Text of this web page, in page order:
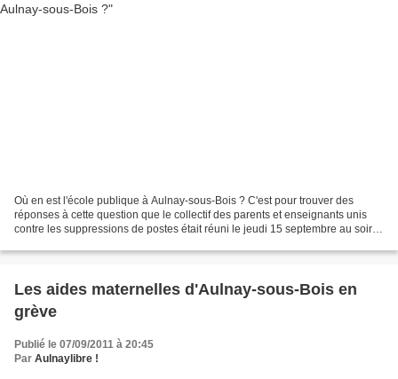
Où en est l'école publique à Aulnay-sous-Bois ? C'est pour trouver des
réponses à cette question que le collectif des parents et enseignants unis
contre les suppressions de postes était réuni le jeudi 15 septembre au soir
Les aides maternelles d'Aulnay-sous-Bois en
grève
Publié le 07/09/2011 à 20:45
Par Aulnaylibre !